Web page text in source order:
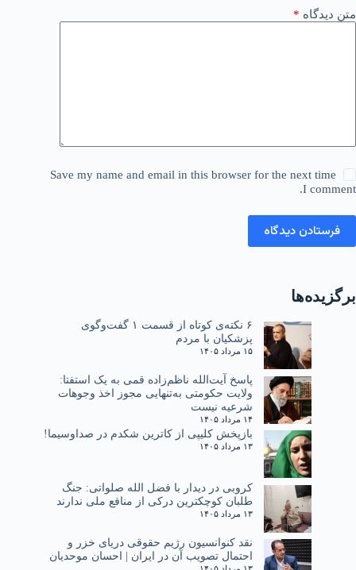
متن دیدگاه *
Save my name and email in this browser for the next time
I comment.
فرستادن دیدگاه
برگزیده‌ها
۶ نکته‌ی کوتاه از قسمت ۱ گفت‌وگوی
پزشکیان با مردم
۱۵ مرداد ۱۴۰۵
پاسخ آیت‌الله ناظم‌زاده قمی به یک استفتا:
ولایت حکومتی به‌تنهایی مجوز اخذ وجوهات
شرعیه نیست
۱۴ مرداد ۱۴۰۵
بازپخش کلیپی از کاترین شکدم در صداوسیما!
۱۳ مرداد ۱۴۰۵
کروبی در دیدار با فضل الله صلواتی: جنگ
طلبان کوچکترین درکی از منافع ملی ندارند
۱۳ مرداد ۱۴۰۵
نقد کنوانسیون رژیم حقوقی دریای خزر و
احتمال تصویب آن در ایران | احسان موحدیان